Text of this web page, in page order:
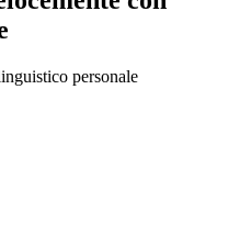
personale